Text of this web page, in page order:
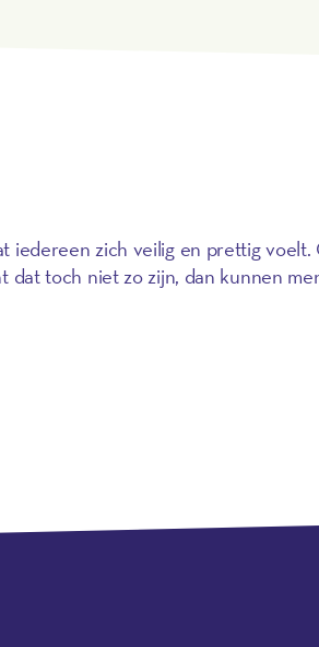
iedereen zich veilig en prettig voelt.
dat toch niet zo zijn, dan kunnen